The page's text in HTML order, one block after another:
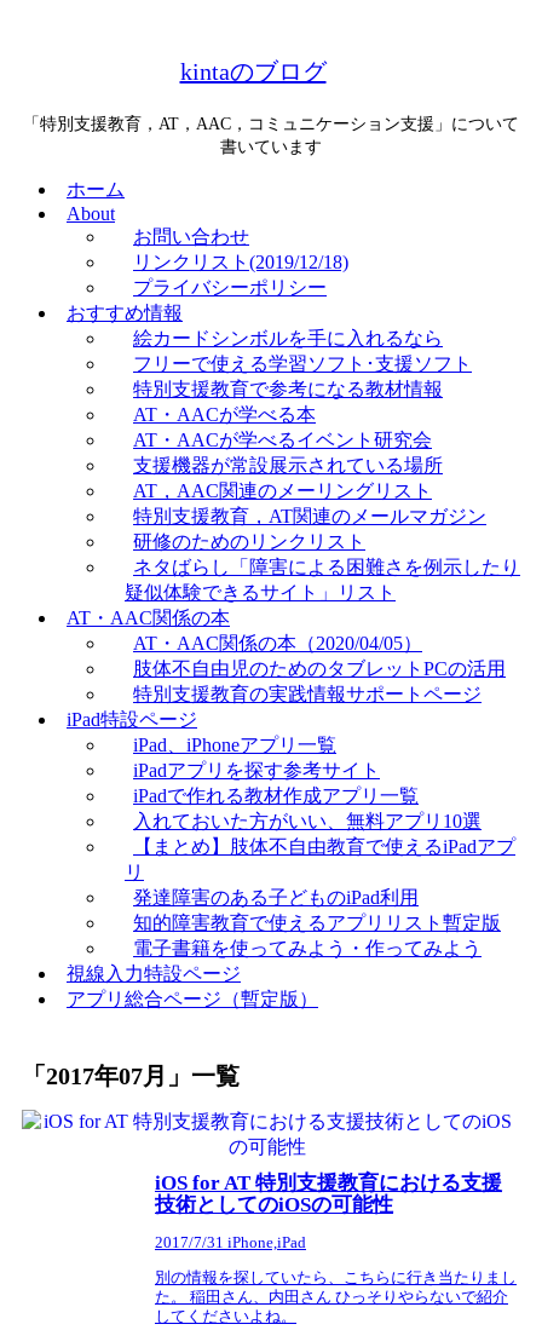
kintaのブログ
「特別支援教育，AT，AAC，コミュニケーション支援」について
書いています
ホーム
About
お問い合わせ
リンクリスト(2019/12/18)
プライバシーポリシー
おすすめ情報
絵カードシンボルを手に入れるなら
フリーで使える学習ソフト･支援ソフト
特別支援教育で参考になる教材情報
AT・AACが学べる本
AT・AACが学べるイベント研究会
支援機器が常設展示されている場所
AT，AAC関連のメーリングリスト
特別支援教育，AT関連のメールマガジン
研修のためのリンクリスト
ネタばらし「障害による困難さを例示したり
疑似体験できるサイト」リスト
AT・AAC関係の本
AT・AAC関係の本（2020/04/05）
肢体不自由児のためのタブレットPCの活用
特別支援教育の実践情報サポートページ
iPad特設ページ
iPad、iPhoneアプリ一覧
iPadアプリを探す参考サイト
iPadで作れる教材作成アプリ一覧
入れておいた方がいい、無料アプリ10選
【まとめ】肢体不自由教育で使えるiPadアプ
リ
発達障害のある子どものiPad利用
知的障害教育で使えるアプリリスト暫定版
電子書籍を使ってみよう・作ってみよう
視線入力特設ページ
アプリ総合ページ（暫定版）
「 2017年07月 」 一覧
iOS for AT 特別支援教育における支援
技術としてのiOSの可能性
2017/7/31 iPhone,iPad
別の情報を探していたら、こちらに行き当たりまし
た。 稲田さん、内田さん ひっそりやらないで紹介
してくださいよね。